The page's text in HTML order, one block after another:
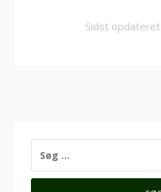
Sidst opdateret
EFTER: